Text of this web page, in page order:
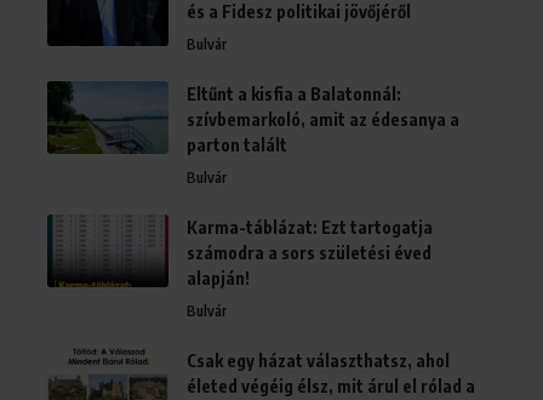
és a Fidesz politikai jövőjéről
Bulvár
Eltűnt a kisfia a Balatonnál:
szívbemarkoló, amit az édesanya a
parton talált
Bulvár
Karma-táblázat: Ezt tartogatja
számodra a sors születési éved
alapján!
Bulvár
Csak egy házat választhatsz, ahol
életed végéig élsz, mit árul el rólad a